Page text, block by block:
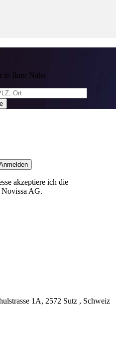
in Ihrer Nähe
akzeptiere ich die
Novissa AG.
1A, 2572 Sutz , Schweiz